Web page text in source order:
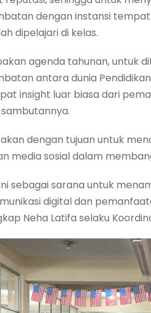
dengan instansi
dipelajari di kelas.
agenda tahunan, untuk
antara dunia
insight luar biasa dari
dengan tujuan untuk
media sosial dalam
sebagai sarana untuk
digital dan
Neha Latifa selaku